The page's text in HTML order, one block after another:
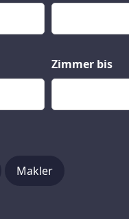
Zimmer bis
Makler